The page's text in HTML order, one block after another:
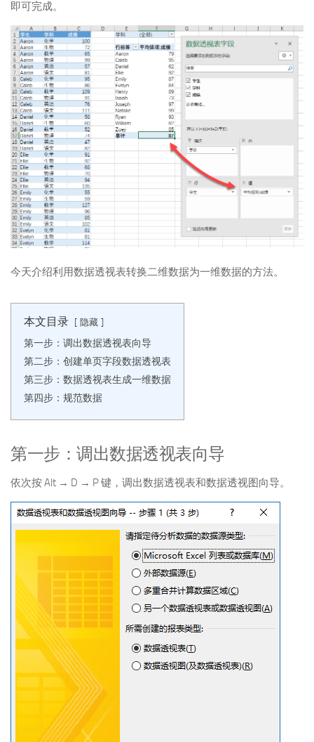
即可完成。
今天介绍利用数据透视表转换二维数据为一维数据的方法。
本文目录 隐藏
第一步：调出数据透视表向导
第二步：创建单页字段数据透视表
第三步：数据透视表生成一维数据
第四步：规范数据
第一步：调出数据透视表向导
依次按 Alt → D → P 键，调出数据透视表和数据透视图向导。